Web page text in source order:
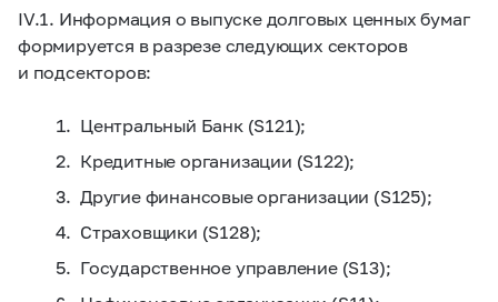
IV.1. Информация о выпуске долговых ценных бумаг
формируется в разрезе следующих секторов
и подсекторов:
Центральный Банк (S121);
Кредитные организации (S122);
Другие финансовые организации (S125);
Страховщики (S128);
Государственное управление (S13);